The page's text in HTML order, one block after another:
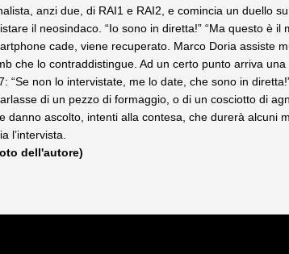
anzi due, di RAI1 e RAI2, e comincia un duello
il neosindaco. “Io sono in diretta!” “Ma questo è il
cade, viene recuperato. Marco Doria assiste
che lo contraddistingue. Ad un certo punto arriva una
“Se non lo intervistate, me lo date, che sono in
di un pezzo di formaggio, o di un cosciotto di
danno ascolto, intenti alla contesa, che durerà alcuni
l’intervista.
dell'autore)